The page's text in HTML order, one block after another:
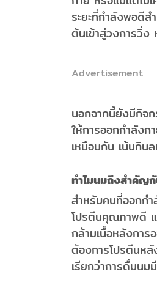
ระยะที่กำลังพอดีส
ต้นเข้าสู่วงการวิ่ง
Advertisement
นอกจากนี้ยังมีกิจ
ให้การออกกำลังก
เหมือนกัน เน้นกิน
ทำไมนมถึงสำคัญ
สำหรับคนที่ออกกำ
โปรตีนคุณภาพดี แ
กล้ามเนื้อหลังการ
ต้องการโปรตีนห
เรียกว่าการดื่มนม